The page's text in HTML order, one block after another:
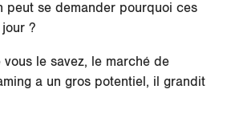
peut se demander pourquoi ces
?
vous le savez, le marché de
a un gros potentiel, il grandit